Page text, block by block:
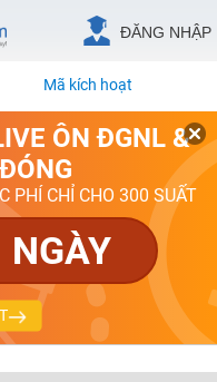
ĐĂNG NHẬP
Mã kích hoạt
ÔN ĐGNL &
PHÍ CHỈ CHO 300 SUẤT
NGÀY